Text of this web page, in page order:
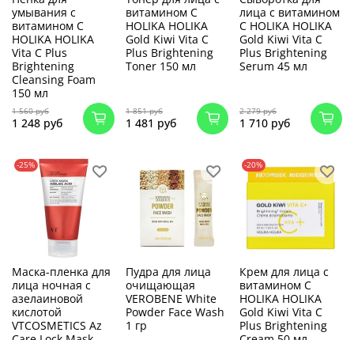
умывания с
витамином С
HOLIKA HOLIKA
Vita C Plus
Brightening
Cleansing Foam
150 мл
1 560 руб
1 248 руб
витамином C
HOLIKA HOLIKA
Gold Kiwi Vita C
Plus Brightening
Toner 150 мл
1 851 руб
1 481 руб
лица с витамином
С HOLIKA HOLIKA
Gold Kiwi Vita C
Plus Brightening
Serum 45 мл
2 279 руб
1 710 руб
-25%
Маска-пленка для
лица ночная с
азелаиновой
кислотой
VTCOSMETICS Az
Пудра для лица
очищающая
VEROBENE White
Powder Face Wash
1 гр
-20%
Крем для лица с
витамином C
HOLIKA HOLIKA
Gold Kiwi Vita C
Plus Brightening